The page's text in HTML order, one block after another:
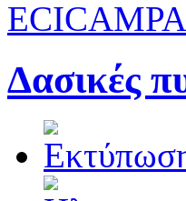
Δασικές